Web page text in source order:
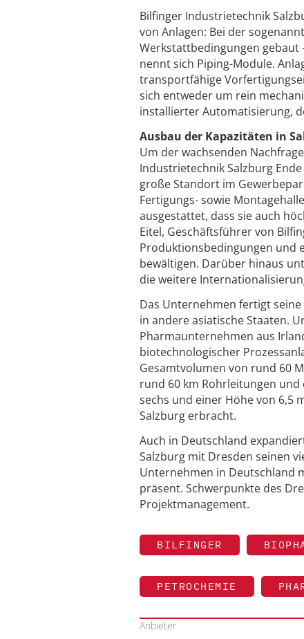
Bilfinger Industrietechnik
von Anlagen: Bei der
Werkstattbedingungen gebaut
nennt sich Piping-Module.
transportfähige
sich entweder um rein
installierter Automatisierung,
Ausbau der Kapazitäten in
Um der wachsenden
Industrietechnik Salzburg
große Standort im
Fertigungs- sowie
ausgestattet, dass sie auch
Eitel, Geschäftsführer von
Produktionsbedingungen und
bewältigen. Darüber hinaus
die weitere
Das Unternehmen fertigt
in andere asiatische Staaten.
Pharmaunternehmen aus
biotechnologischer
Gesamtvolumen von rund 60
rund 60 km Rohrleitungen
sechs und einer Höhe von 6,5
Salzburg erbracht.
Auch in Deutschland
Salzburg mit Dresden seinen
Unternehmen in Deutschland
präsent. Schwerpunkte des
Projektmanagement.
BILFINGER
PETROCHEMIE
Anbieter